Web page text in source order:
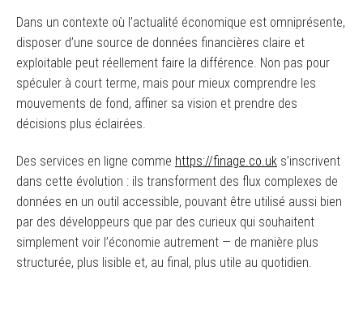
Dans un contexte où l’actualité économique est omniprésente,
disposer d’une source de données financières claire et
exploitable peut réellement faire la différence. Non pas pour
spéculer à court terme, mais pour mieux comprendre les
mouvements de fond, affiner sa vision et prendre des
décisions plus éclairées.
Des services en ligne comme https://finage.co.uk s’inscrivent
dans cette évolution : ils transforment des flux complexes de
données en un outil accessible, pouvant être utilisé aussi bien
par des développeurs que par des curieux qui souhaitent
simplement voir l’économie autrement — de manière plus
structurée, plus lisible et, au final, plus utile au quotidien.